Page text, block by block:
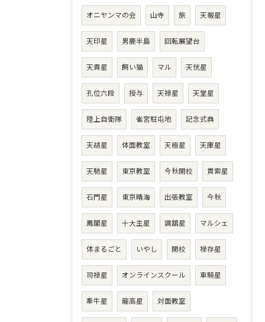
オニヤンマの会 山寺 旅 天報星
天印星 男鹿半島 回転展望台
天貴星 飼い猫 マル 天恍星
孔位六段 授与 天禄星 天堂星
陸上自衛隊 雀宮駐屯地 記念式典
天胡星 体面教室 天極星 天庫星
天馳星 東京教室 今秋開校 貫索星
石門星 東京晴海 出張教室 今秋
鳳閣星 十大主星 調舘星 マルシェ
体まるごと いやし 開校 禄存星
司禄星 オンラインスクール 車騎星
牽牛星 龍高星 対面教室